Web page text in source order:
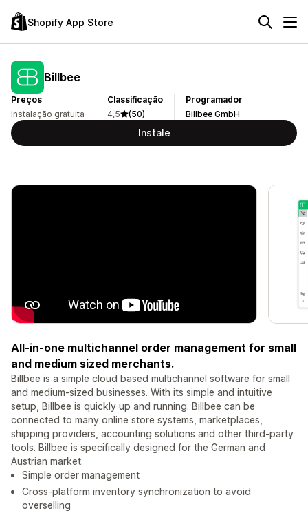
Shopify App Store
Billbee
Preços
Instalação gratuita
Classificação
4,5
(50)
Programador
Billbee GmbH
Instale
All-in-one multichannel order management for small
and medium sized merchants.
Billbee is a simple cloud based multichannel software for small
and medium-sized businesses. With its simple and intuitive
setup, Billbee is quickly up and running. Billbee can be
connected to many online store systems, marketplaces,
shipping providers, accounting solutions and other third-party
tools. Billbee is specifically designed for the German and
Austrian market.
Simple order management
Cross-platform inventory synchronization to avoid
overselling